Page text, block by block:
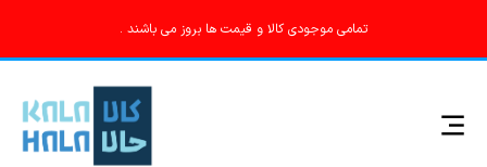
تمامی موجودی کالا و قیمت ها بروز می باشند .